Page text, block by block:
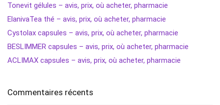
Tonevit gélules – avis, prix, où acheter, pharmacie
ElanivaTea thé – avis, prix, où acheter, pharmacie
Cystolax capsules – avis, prix, où acheter, pharmacie
BESLIMMER capsules – avis, prix, où acheter, pharmacie
ACLIMAX capsules – avis, prix, où acheter, pharmacie
Commentaires récents